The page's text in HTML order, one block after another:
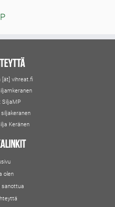
[ät] vihreat.fi
SiljaMP
siljakeranen
Keränen
olen
sanottua